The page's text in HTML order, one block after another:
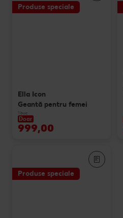
Produse speciale
Ella Icon
Geantă pentru femei
1 buc
Doar
999,00
Produse speciale